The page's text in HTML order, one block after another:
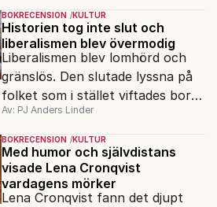
det igen?
BOKRECENSION KULTUR
Historien tog inte slut och
liberalismen blev övermodig
Liberalismen blev lomhörd och
gränslös. Den slutade lyssna på
folket som i stället viftades bort
och misstänkliggjordes. Men kan
liberalismen komma tillbaka?
Av: PJ Anders Linder
BOKRECENSION KULTUR
Med humor och självdistans
visade Lena Cronqvist
vardagens mörker
Lena Cronqvist fann det djupt